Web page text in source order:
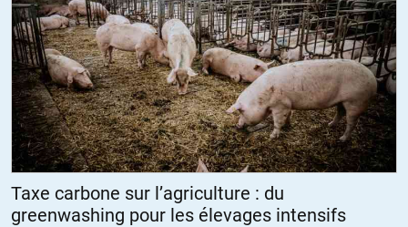
Taxe carbone sur l’agriculture : du
greenwashing pour les élevages intensifs